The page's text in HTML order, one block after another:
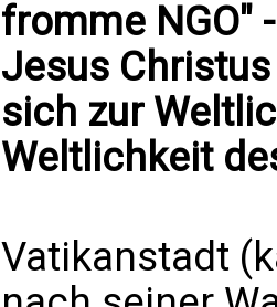
fromme NGO"
Jesus
sich zur
Weltlichkeit
Vatikanstadt